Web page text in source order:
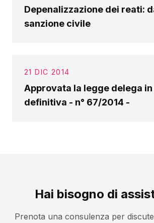
Depenalizzazione dei reati:
sanzione civile
21 DIC 2014
Approvata la legge delega in
definitiva - n° 67/2014 -
Hai bisogno di
Prenota una consulenza per